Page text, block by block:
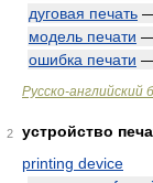
дуговая печать
модель печати
ошибка печати
Русско-английский
2
устройство
printing device